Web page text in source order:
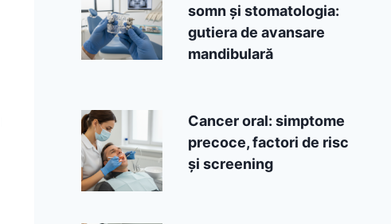
somn și stomatologia:
gutiera de avansare
mandibulară
Cancer oral: simptome
precoce, factori de risc
și screening